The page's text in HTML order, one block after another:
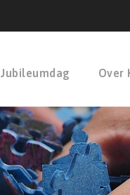
Jubileumdag Over